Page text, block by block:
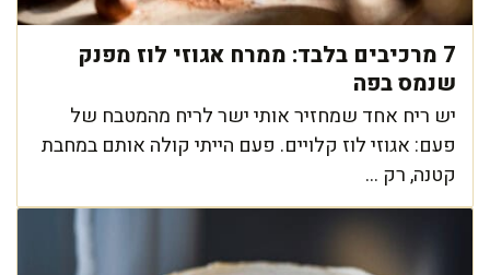
7 מרכיבים בלבד: ממרח אגוזי לוז מפנק
שנמס בפה
יש ריח אחד שמחזיר אותי ישר לריח מהמטבח של
פעם: אגוזי לוז קלויים. פעם הייתי קולה אותם במחבת
קטנה, רק ...